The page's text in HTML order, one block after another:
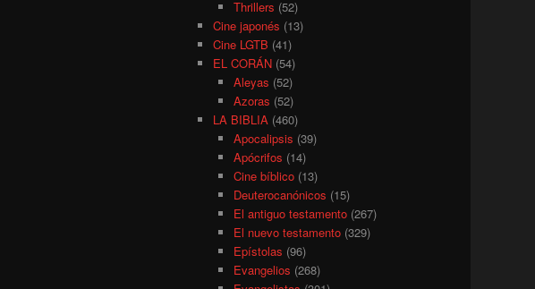
Thrillers (52)
Cine japonés (13)
Cine LGTB (41)
EL CORÁN (54)
Aleyas (52)
Azoras (52)
LA BIBLIA (460)
Apocalipsis (39)
Apócrifos (14)
Cine bíblico(13)
Deuterocanónicos (15)
El antiguo testamento(267)
El nuevo testamento(329)
Epístolas (96)
Evangelios (268)